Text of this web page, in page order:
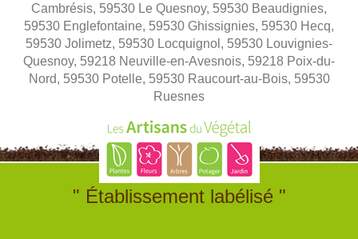
Cambrésis, 59530 Le Quesnoy, 59530 Beaudignies,
59530 Englefontaine, 59530 Ghissignies, 59530 Hecq,
59530 Jolimetz, 59530 Locquignol, 59530 Louvignies-
Quesnoy, 59218 Neuville-en-Avesnois, 59218 Poix-du-
Nord, 59530 Potelle, 59530 Raucourt-au-Bois, 59530
Ruesnes
" Établissement labélisé "